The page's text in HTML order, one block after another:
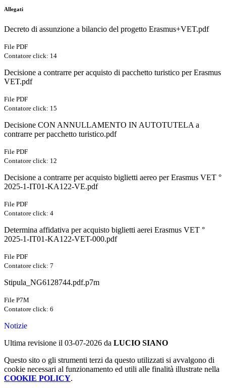
Allegati
Decreto di assunzione a bilancio del progetto Erasmus+VET.pdf
File PDF
Contatore click: 14
Decisione a contrarre per acquisto di pacchetto turistico per Erasmus
VET.pdf
File PDF
Contatore click: 15
Decisione CON ANNULLAMENTO IN AUTOTUTELA a
contrarre per pacchetto turistico.pdf
File PDF
Contatore click: 12
Decisione a contrarre per acquisto biglietti aereo per Erasmus VET °
2025-1-IT01-KA122-VE.pdf
File PDF
Contatore click: 4
Determina affidativa per acquisto biglietti aerei Erasmus VET °
2025-1-IT01-KA122-VET-000.pdf
File PDF
Contatore click: 7
Stipula_NG6128744.pdf.p7m
File P7M
Contatore click: 6
Notizie
Ultima revisione il 03-07-2026 da LUCIO SIANO
Questo sito o gli strumenti terzi da questo utilizzati si avvalgono di
cookie necessari al funzionamento ed utili alle finalità illustrate nella
COOKIE POLICY.